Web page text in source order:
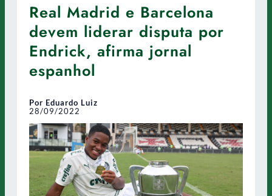
Real Madrid e Barcelona
devem liderar disputa por
Endrick, afirma jornal
espanhol
Por Eduardo Luiz
28/09/2022